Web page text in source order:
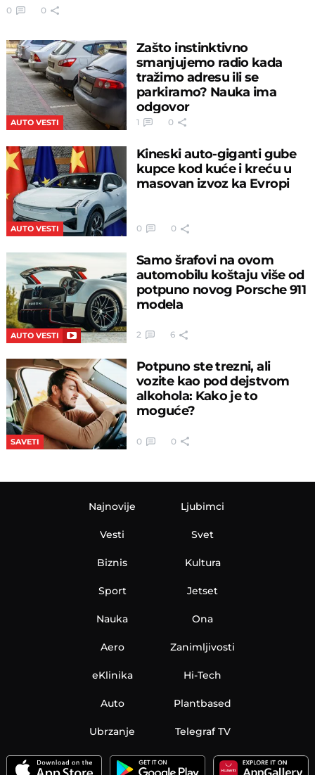
0 0
AUTO VESTI
Zašto instinktivno
smanjujemo radio kada
tražimo adresu ili se
parkiramo? Nauka ima
odgovor
1 0
AUTO VESTI
Kineski auto-giganti gube
kupce kod kuće i kreću u
masovan izvoz ka Evropi
0 0
AUTO VESTI
Samo šrafovi na ovom
automobilu koštaju više od
potpuno novog Porsche 911
modela
2 6
SAVETI
Potpuno ste trezni, ali
vozite kao pod dejstvom
alkohola: Kako je to
moguće?
0 0
Najnovije
Vesti
Biznis
Sport
Nauka
Aero
Ljubimci
Svet
Kultura
Jetset
Ona
Zanimljivosti
eKlinika Hi-Tech
Auto Plantbased
Ubrzanje Telegraf TV